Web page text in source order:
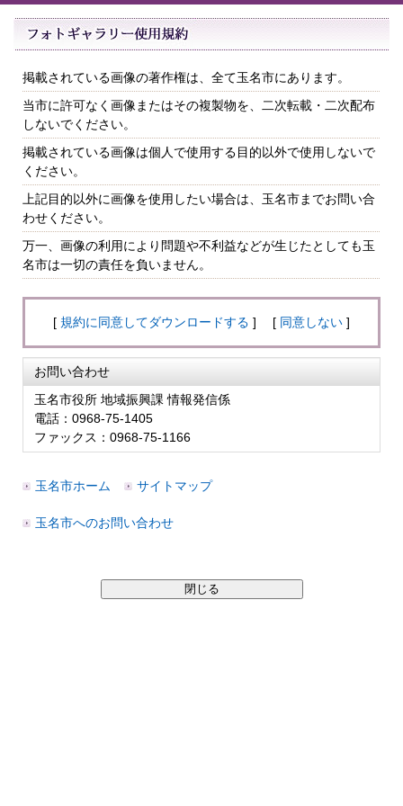
掲載されている画像の著作権は、全て玉名市にあります。
当市に許可なく画像またはその複製物を、二次転載・二次配布
しないでください。
掲載されている画像は個人で使用する目的以外で使用しないで
ください。
上記目的以外に画像を使用したい場合は、玉名市までお問い合
わせください。
万一、画像の利用により問題や不利益などが生じたとしても玉
名市は一切の責任を負いません。
[ 規約に同意してダウンロードする ] [ 同意しない ]
お問い合わせ
玉名市役所 地域振興課 情報発信係
電話：0968-75-1405
ファックス：0968-75-1166
玉名市ホーム サイトマップ
玉名市へのお問い合わせ